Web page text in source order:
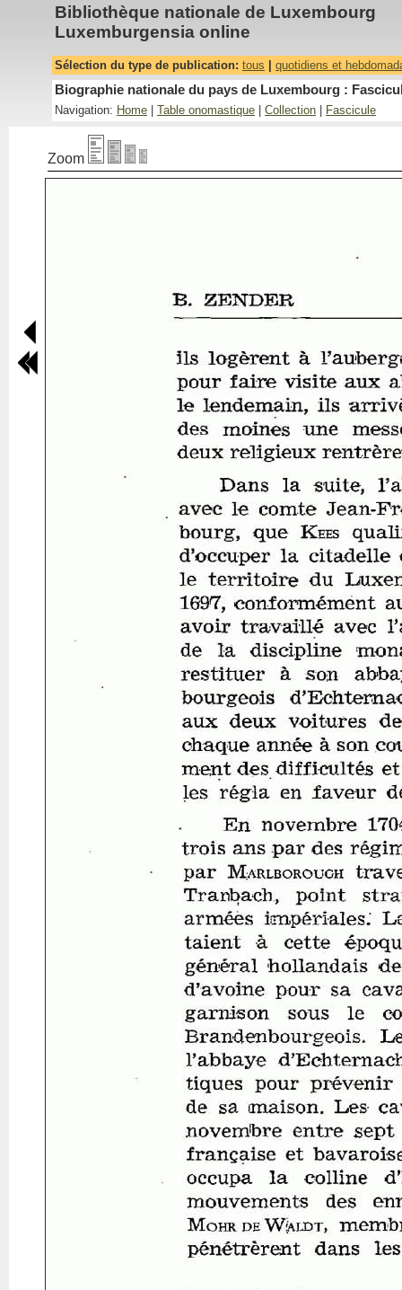
Bibliothèque nationale de Luxembourg
Luxemburgensia online
Sélection du type de publication: tous quotidiens et
Biographie nationale du pays de Luxembourg :
Navigation: Home Table onomastique Collection Fascicule
Zoom